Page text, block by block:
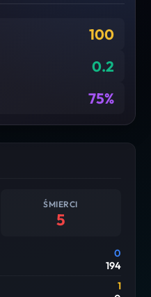
100
0.2
75%
ŚMIERCI
5
0
194
1